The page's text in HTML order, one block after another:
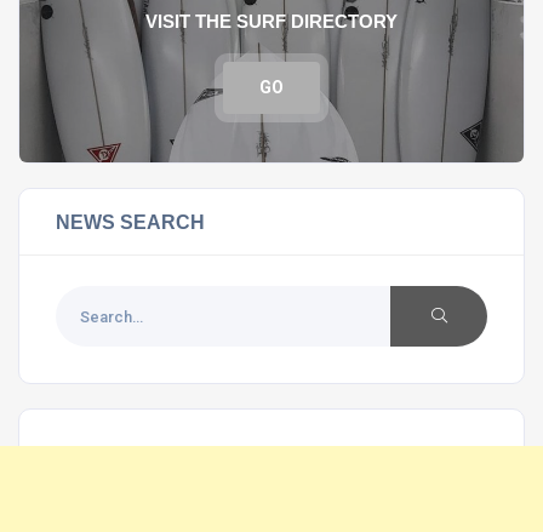
VISIT THE SURF DIRECTORY
GO
NEWS SEARCH